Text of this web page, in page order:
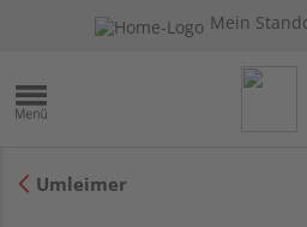
Mein
Umleimer